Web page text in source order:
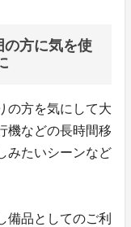
の方に気を使
の方を気にして大
機などの長時間移
みたいシーンなど
備品としてのご利